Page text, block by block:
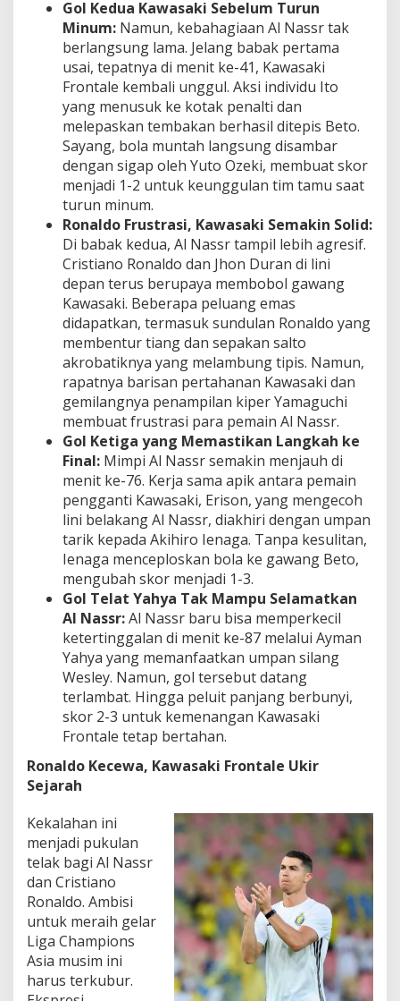
Gol Kedua Kawasaki Sebelum Turun
Minum: Namun, kebahagiaan Al Nassr tak
berlangsung lama. Jelang babak pertama
usai, tepatnya di menit ke-41, Kawasaki
Frontale kembali unggul. Aksi individu Ito
yang menusuk ke kotak penalti dan
melepaskan tembakan berhasil ditepis Beto.
Sayang, bola muntah langsung disambar
dengan sigap oleh Yuto Ozeki, membuat skor
menjadi 1-2 untuk keunggulan tim tamu saat
turun minum.
Ronaldo Frustrasi, Kawasaki Semakin Solid:
Di babak kedua, Al Nassr tampil lebih agresif.
Cristiano Ronaldo dan Jhon Duran di lini
depan terus berupaya membobol gawang
Kawasaki. Beberapa peluang emas
didapatkan, termasuk sundulan Ronaldo yang
membentur tiang dan sepakan salto
akrobatiknya yang melambung tipis. Namun,
rapatnya barisan pertahanan Kawasaki dan
gemilangnya penampilan kiper Yamaguchi
membuat frustrasi para pemain Al Nassr.
Gol Ketiga yang Memastikan Langkah ke
Final: Mimpi Al Nassr semakin menjauh di
menit ke-76. Kerja sama apik antara pemain
pengganti Kawasaki, Erison, yang mengecoh
lini belakang Al Nassr, diakhiri dengan umpan
tarik kepada Akihiro Ienaga. Tanpa kesulitan,
Ienaga menceploskan bola ke gawang Beto,
mengubah skor menjadi 1-3.
Gol Telat Yahya Tak Mampu Selamatkan
Al Nassr:Al Nassr baru bisa memperkecil
ketertinggalan di menit ke-87 melalui Ayman
Yahya yang memanfaatkan umpan silang
Wesley. Namun, gol tersebut datang
terlambat. Hingga peluit panjang berbunyi,
skor 2-3 untuk kemenangan Kawasaki
Frontale tetap bertahan.
Ronaldo Kecewa, Kawasaki Frontale Ukir
Sejarah
Kekalahan ini
menjadi pukulan
telak bagi Al Nassr
dan Cristiano
Ronaldo. Ambisi
untuk meraih gelar
Liga Champions
Asia musim ini
harus terkubur.